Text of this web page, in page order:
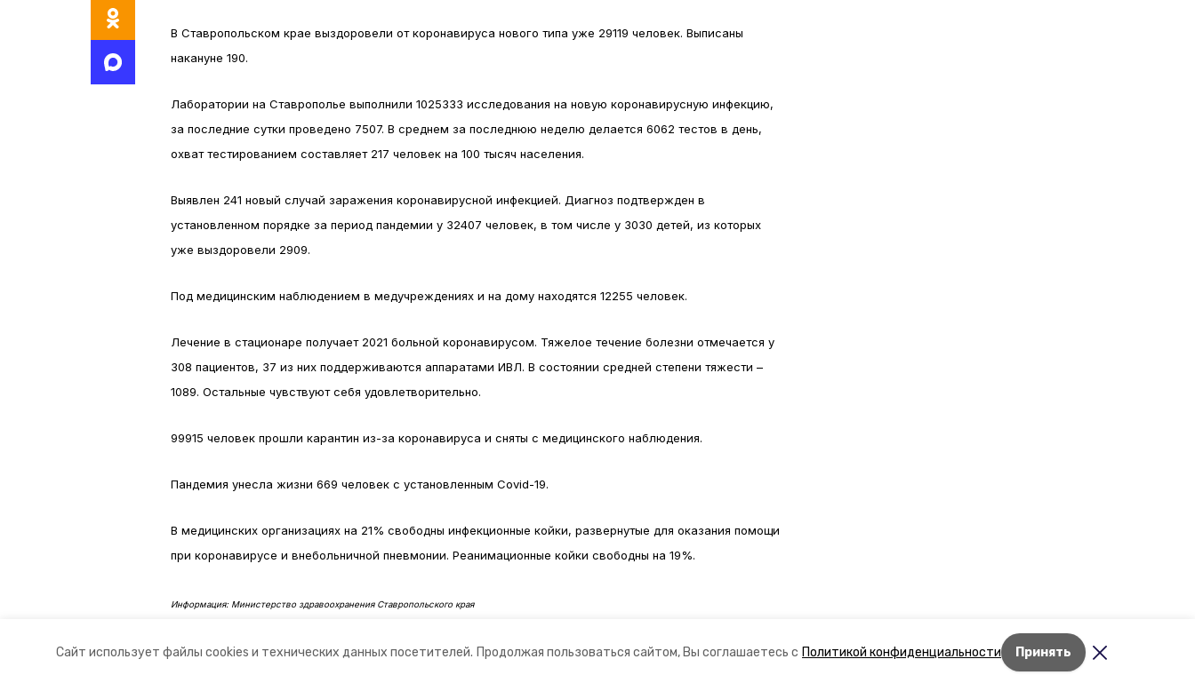
Сайт использует файлы cookies и технических данных посетителей. Продолжая пользоваться сайтом, Вы соглашаетесь с Политикой конфиденциальности Принять
Лента новостей
В Ставропольском крае выздоровели от коронавируса нового типа уже 29119 человек. Выписаны
накануне 190.
Лаборатории на Ставрополье выполнили 1025333 исследования на новую коронавирусную инфекцию,
за последние сутки проведено 7507. В среднем за последнюю неделю делается 6062 тестов в день,
охват тестированием составляет 217 человек на 100 тысяч населения.
Выявлен 241 новый случай заражения коронавирусной инфекцией. Диагноз подтвержден в
установленном порядке за период пандемии у 32407 человек, в том числе у 3030 детей, из которых
уже выздоровели 2909.
Под медицинским наблюдением в медучреждениях и на дому находятся 12255 человек.
Лечение в стационаре получает 2021 больной коронавирусом. Тяжелое течение болезни отмечается у
308 пациентов, 37 из них поддерживаются аппаратами ИВЛ. В состоянии средней степени тяжести –
1089. Остальные чувствуют себя удовлетворительно.
99915 человек прошли карантин из-за коронавируса и сняты с медицинского наблюдения.
Пандемия унесла жизни 669 человек с установленным Covid-19.
В медицинских организациях на 21% свободны инфекционные койки, развернутые для оказания помощи
при коронавирусе и внебольничной пневмонии. Реанимационные койки свободны на 19%.
Информация: Министерство здравоохранения Ставропольского края